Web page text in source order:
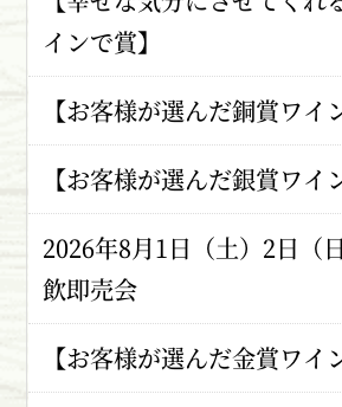
インで賞】
【お客様が選んだ銅賞ワイ
【お客様が選んだ銀賞ワイ
2026年8月1日（土）2日（
飲即売会
【お客様が選んだ金賞ワイ